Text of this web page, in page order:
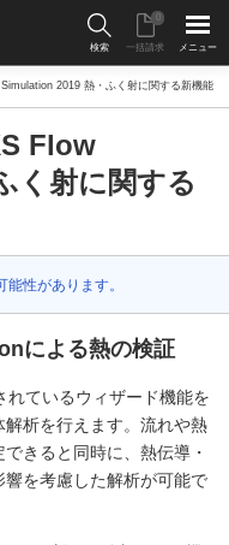
検索 一括請求
0
メニュー
2019 熱・ふく射に関する新機能
Flow
く射に関する
性があります。
による熱の検証
ているウィザード機能を
析を行えます。流れや熱
きると同時に、熱伝導・
を考慮した解析が可能で